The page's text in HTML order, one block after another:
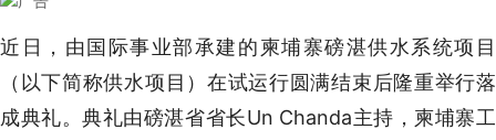
近日，由国际事业部承建的柬埔寨磅湛供水系统项目
（以下简称供水项目）在试运行圆满结束后隆重举行落
成典礼。典礼由磅湛省省长Un Chanda主持，柬埔寨工